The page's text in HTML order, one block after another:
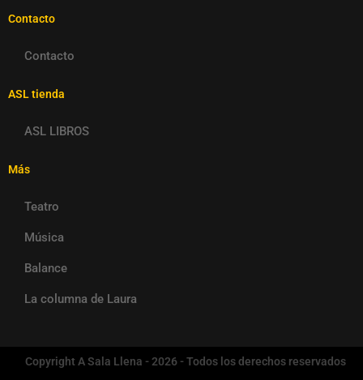
Contacto
Contacto
ASL tienda
ASL LIBROS
Más
Teatro
Música
Balance
La columna de Laura
Copyright A Sala Llena - 2026 - Todos los derechos reservados